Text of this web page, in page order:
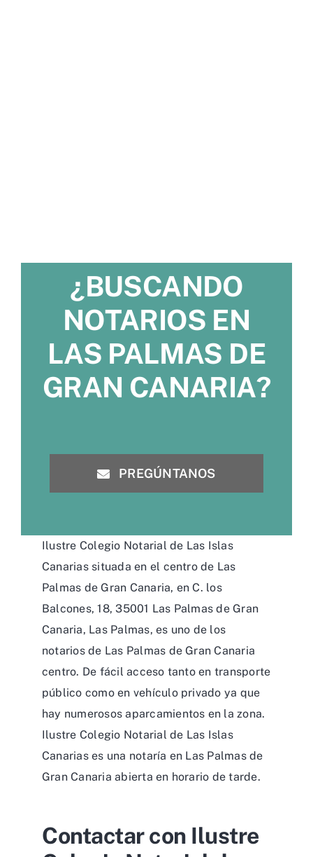
¿BUSCANDO
NOTARIOS EN
LAS PALMAS DE
GRAN CANARIA?
PREGÚNTANOS
Ilustre Colegio Notarial de Las Islas
Canarias situada en el centro de Las
Palmas de Gran Canaria, en C. los
Balcones, 18, 35001 Las Palmas de Gran
Canaria, Las Palmas, es uno de los
notarios de Las Palmas de Gran Canaria
centro. De fácil acceso tanto en transporte
público como en vehículo privado ya que
hay numerosos aparcamientos en la zona.
Ilustre Colegio Notarial de Las Islas
Canarias es una notaría en Las Palmas de
Gran Canaria abierta en horario de tarde.
Contactar con Ilustre